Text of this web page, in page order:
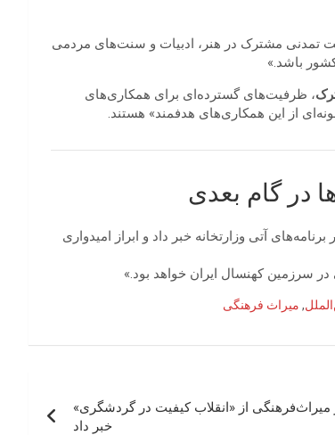
تمدنی مشترک در هنر، ادبیات و سنت‌های مردمی
باشد.»
، ظرفیت‌های گسترده‌ای برای همکاری‌های
از این همکاری‌های هدفمند» هستند.
در گام بعدی
آتی وزارتخانه خبر داد و ابراز امیدواری
سرزمین کهنسال ایران خواهد بود.»
, میراث فرهنگی
میراث‌فرهنگی از «انقلاب کیفیت در گردشگری»
خبر داد